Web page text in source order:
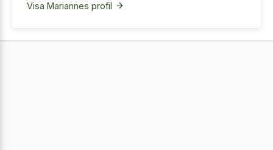
Visa Mariannes profil